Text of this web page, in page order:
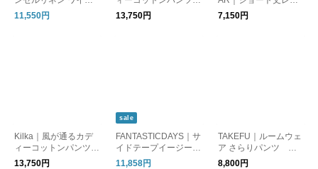
フレアパンツ
11,550円
URE
13,750円
ンス
7,150円
Kilka｜風が通るカデ
ィーコットンパンツ S
TRIPE
13,750円
sale
FANTASTICDAYS｜サ
イドテープイージーパ
ンツ
11,858円
TAKEFU｜ルームウェ
ア さらりパンツ ダ
ークネイビー
8,800円